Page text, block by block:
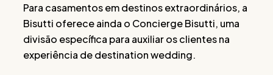
Para casamentos em destinos extraordinários, a
Bisutti oferece ainda o Concierge Bisutti, uma
divisão específica para auxiliar os clientes na
experiência de destination wedding.